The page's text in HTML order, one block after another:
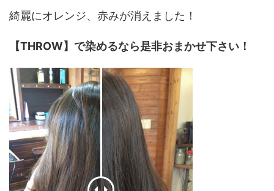
綺麗にオレンジ、赤みが消えました！
【THROW】で染めるなら是非おまかせ下さい！